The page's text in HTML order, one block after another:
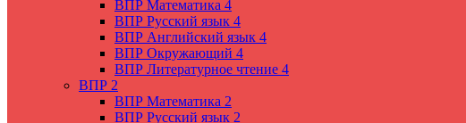
ВПР Математика 4
ВПР Русский язык 4
ВПР Английский язык 4
ВПР Окружающий 4
ВПР Литературное чтение 4
ВПР 2
ВПР Математика 2
ВПР Русский язык 2